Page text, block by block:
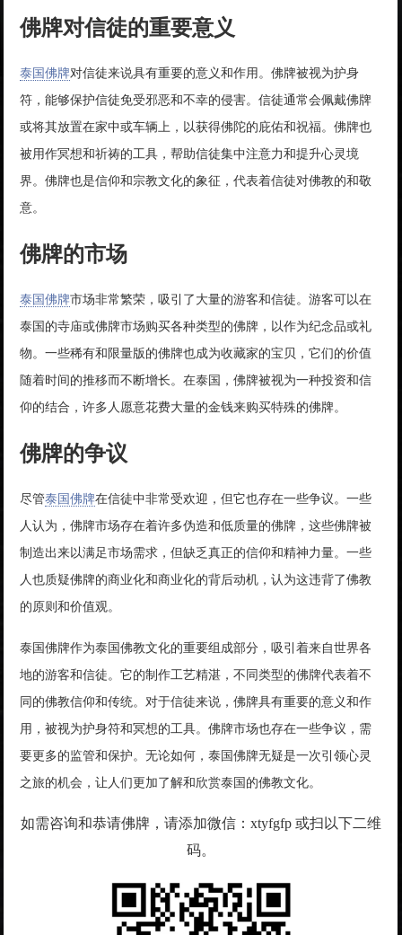
佛牌对信徒的重要意义
泰国佛牌对信徒来说具有重要的意义和作用。佛牌被视为护身
符，能够保护信徒免受邪恶和不幸的侵害。信徒通常会佩戴佛牌
或将其放置在家中或车辆上，以获得佛陀的庇佑和祝福。佛牌也
被用作冥想和祈祷的工具，帮助信徒集中注意力和提升心灵境
界。佛牌也是信仰和宗教文化的象征，代表着信徒对佛教的和敬
意。
佛牌的市场
泰国佛牌市场非常繁荣，吸引了大量的游客和信徒。游客可以在
泰国的寺庙或佛牌市场购买各种类型的佛牌，以作为纪念品或礼
物。一些稀有和限量版的佛牌也成为收藏家的宝贝，它们的价值
随着时间的推移而不断增长。在泰国，佛牌被视为一种投资和信
仰的结合，许多人愿意花费大量的金钱来购买特殊的佛牌。
佛牌的争议
尽管泰国佛牌在信徒中非常受欢迎，但它也存在一些争议。一些
人认为，佛牌市场存在着许多伪造和低质量的佛牌，这些佛牌被
制造出来以满足市场需求，但缺乏真正的信仰和精神力量。一些
人也质疑佛牌的商业化和商业化的背后动机，认为这违背了佛教
的原则和价值观。
泰国佛牌作为泰国佛教文化的重要组成部分，吸引着来自世界各
地的游客和信徒。它的制作工艺精湛，不同类型的佛牌代表着不
同的佛教信仰和传统。对于信徒来说，佛牌具有重要的意义和作
用，被视为护身符和冥想的工具。佛牌市场也存在一些争议，需
要更多的监管和保护。无论如何，泰国佛牌无疑是一次引领心灵
之旅的机会，让人们更加了解和欣赏泰国的佛教文化。
如需咨询和恭请佛牌，请添加微信：xtyfgfp 或扫以下二维
码。